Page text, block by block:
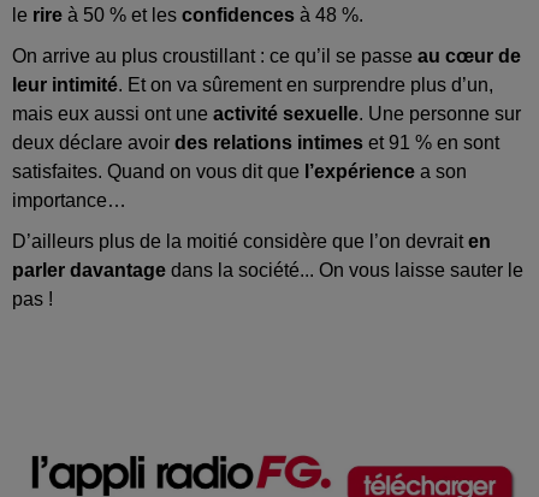
le rire à 50 % et les confidences à 48 %.
On arrive au plus croustillant : ce qu’il se passe au cœur de
leur intimité. Et on va sûrement en surprendre plus d’un,
mais eux aussi ont une activité sexuelle. Une personne sur
deux déclare avoir des relations intimes et 91 % en sont
satisfaites. Quand on vous dit que l’expérience a son
importance…
D’ailleurs plus de la moitié considère que l’on devraiten
parler davantage dans la société... On vous laisse sauter le
pas !